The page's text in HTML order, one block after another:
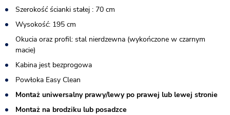
Szerokość ścianki stałej : 70 cm
Wysokość: 195 cm
Okucia oraz profil: stal nierdzewna (wykończone w czarnym
macie)
Kabina jest bezprogowa
Powłoka Easy Clean
Montaż uniwersalny prawy/lewy po prawej lub lewej stronie
Montaż na brodziku lub posadzce